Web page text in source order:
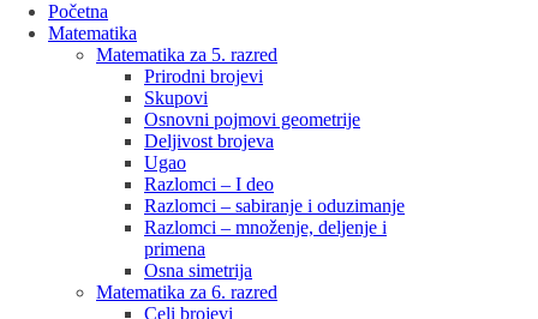
Početna
Matematika
Matematika za 5. razred
Prirodni brojevi
Skupovi
Osnovni pojmovi geometrije
Deljivost brojeva
Ugao
Razlomci – I deo
Razlomci – sabiranje i oduzimanje
Razlomci – množenje, deljenje i
primena
Osna simetrija
Matematika za 6. razred
Celi brojevi